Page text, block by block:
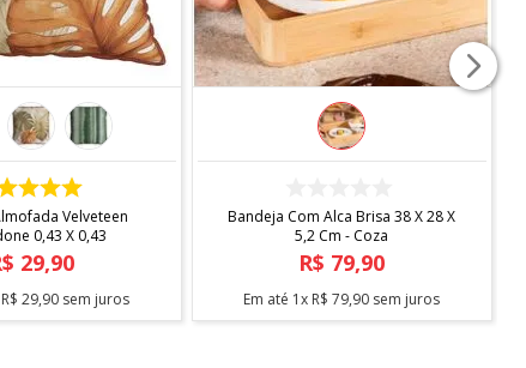
Com Sapateira -
Arthi
138,90
R$ 46,30 sem juros
Escorredor Desmontavel Master
Cromado Blac C/bandeja Bica -
Arthi
R$ 104,90
Em até 2x R$ 52,45 sem juros